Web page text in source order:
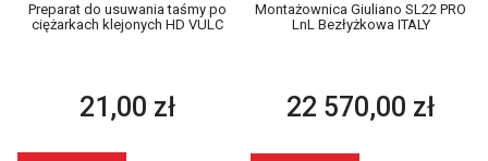
Preparat do usuwania taśmy po
ciężarkach klejonych HD VULC
21,00 zł
Montażownica Giuliano SL22 PRO
LnL Bezłyżkowa ITALY
22 570,00 zł